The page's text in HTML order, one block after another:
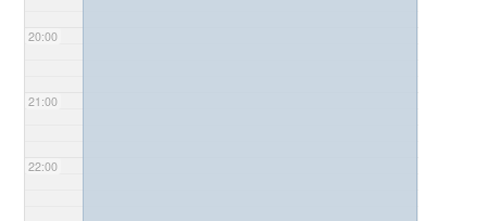
20:00
21:00
22:00